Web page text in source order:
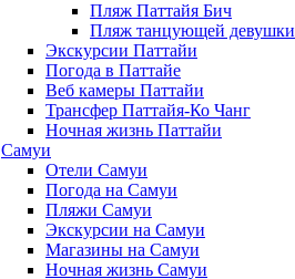
Пляж Паттайя Бич
Пляж танцующей девушки
Экскурсии Паттайи
Погода в Паттайе
Веб камеры Паттайи
Трансфер Паттайя-Ко Чанг
Ночная жизнь Паттайи
Самуи
Отели Самуи
Погода на Самуи
Пляжи Самуи
Экскурсии на Самуи
Магазины на Самуи
Ночная жизнь Самуи